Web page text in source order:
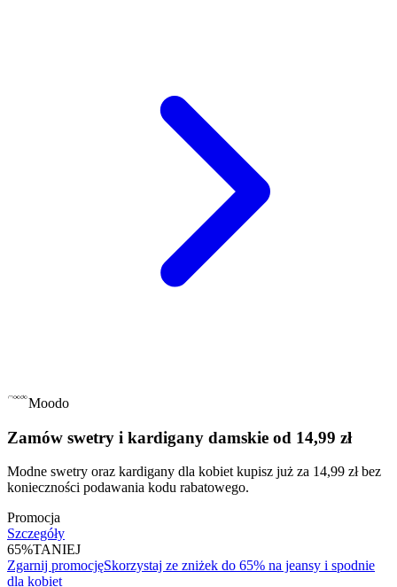
Moodo
Zamów swetry i kardigany damskie od 14,99 zł
Modne swetry oraz kardigany dla kobiet kupisz już za 14,99 zł bez
konieczności podawania kodu rabatowego.
Promocja
Szczegóły
65%TANIEJ
Zgarnij promocjęSkorzystaj ze zniżek do 65% na jeansy i spodnie
dla kobiet